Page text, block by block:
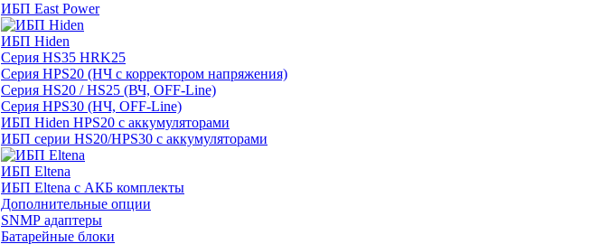
ИБП East Power
ИБП Hiden
Серия HS35 HRK25
Серия HPS20 (НЧ с корректором напряжения)
Серия HS20 / HS25 (ВЧ, OFF-Line)
Серия HPS30 (НЧ, OFF-Line)
ИБП Hiden HPS20 с аккумуляторами
ИБП серии HS20/HPS30 с аккумуляторами
ИБП Eltena
ИБП Eltena с АКБ комплекты
Дополнительные опции
SNMP адаптеры
Батарейные блоки